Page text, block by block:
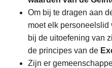
Om bij te dragen aan
moet elk
bij de uitoefening van
de principes van de
Zijn er